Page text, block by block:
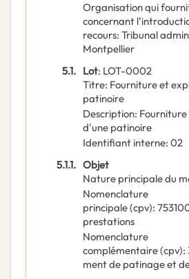
Organisation qui
concernant
recours: Tribunal
Montpellier
5.1. Lot: LOT-0002
Titre: Fourniture et
patinoire
Description:
d'une patinoire
Identifiant interne: 02
5.1.1. Objet
Nature principale du
Nomenclature
principale(cpv):
prestations
Nomenclature
complémentaire(cpv):
ment de patinage et